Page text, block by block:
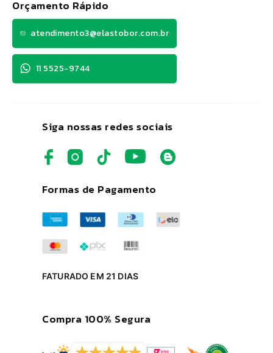
Siga nossas redes sociais
Formas de Pagamento
FATURADO EM 21 DIAS
Compra 100% Segura
Orçamento Rápido
atendimento3@elastobor.com.br
11 5525-9744